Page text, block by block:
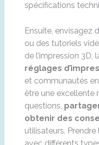
spécifications
Ensuite, envisagez
ou des tutoriels
de l’impression 3D,
réglages
et communautés
être une excellente
questions,
obtenir des
utilisateurs.